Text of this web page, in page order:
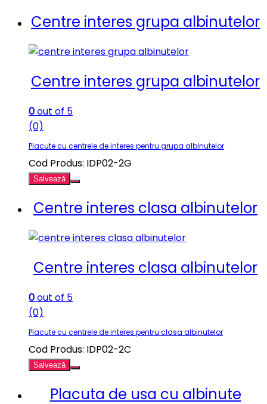
Centre interes grupa albinutelor
Centre interes grupa albinutelor
0out of 5
(0)
Placute cu centrele de interes pentru grupa albinutelor
Cod Produs: IDP02-2G
Salvează
Centre interes clasa albinutelor
Centre interes clasa albinutelor
0out of 5
(0)
Placute cu centrele de interes pentru clasa albinutelor
Cod Produs: IDP02-2C
Salvează
Placuta de usa cu albinute